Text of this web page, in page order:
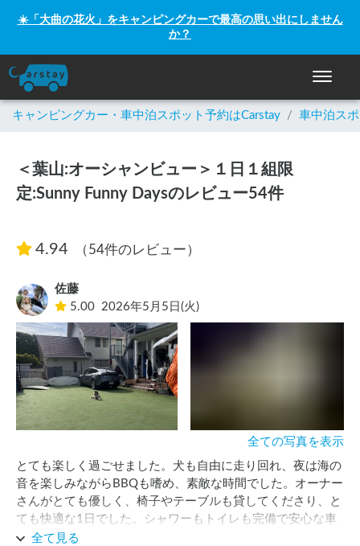
☀️「大曲の花火」をキャンピングカーで最高の思い出にしません
か？
ナビゲ
キャンピングカー・車中泊スポット予約はCarstay / 車中泊ス
＜葉山:オーシャンビュー＞１日１組限
定:Sunny Funny Daysのレビュー54件
4.94 （54件のレビュー）
佐藤
5.00 2026年5月5日(火)
全ての写真を表示
とても楽しく過ごせました。犬も自由に走り回れ、夜は海の
音を楽しみながらBBQも嗜め、素敵な時間でした。オーナー
さんがとても優しく、椅子やテーブルも貸してくださり、と
ても快適な1日でした。シャワーもトイレも完備で安心な車
中泊です！
全て見る